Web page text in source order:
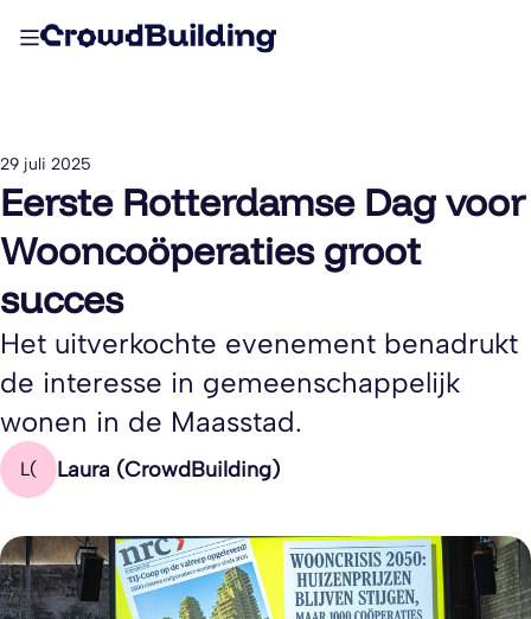
29 juli 2025
Eerste Rotterdamse Dag voor
Wooncoöperaties groot
succes
Het uitverkochte evenement benadrukt
de interesse in gemeenschappelijk
wonen in de Maasstad.
L( Laura (CrowdBuilding)